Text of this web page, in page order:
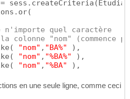
sess.createCriteria (
(
quel caractère
"nom" (commence
( "nom" , "BA%" ) ,
( "nom" , "%BA%" ) ,
( "nom" , "%BA" )
en une seule ligne, comme ceci